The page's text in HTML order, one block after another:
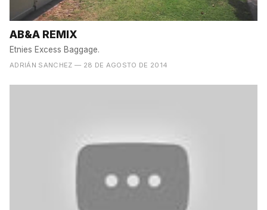
AB&A REMIX
Etnies Excess Baggage.
ADRIÁN SANCHEZ — 28 DE AGOSTO DE 2014